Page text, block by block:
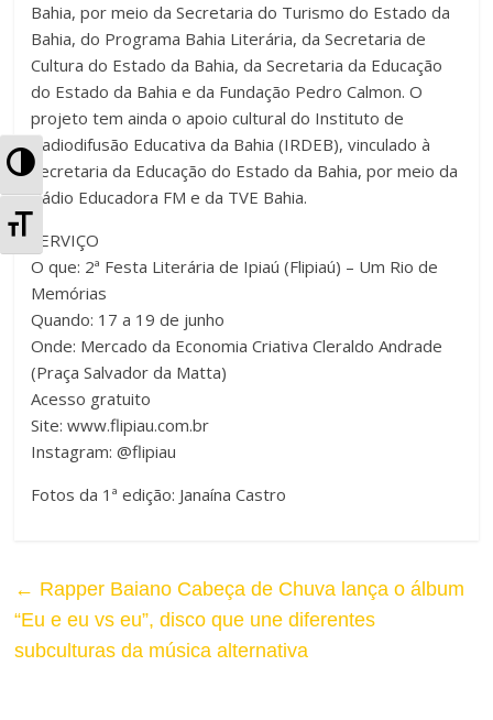
A
t
o
A
a
m
Bahia, por meio da Secretaria do Turismo do Estado da
Bahia, do Programa Bahia Literária, da Secretaria de
Cultura do Estado da Bahia, da Secretaria da Educação
do Estado da Bahia e da Fundação Pedro Calmon. O
projeto tem ainda o apoio cultural do Instituto de
Radiodifusão Educativa da Bahia (IRDEB), vinculado à
Secretaria da Educação do Estado da Bahia, por meio da
Rádio Educadora FM e da TVE Bahia.
SERVIÇO
O que: 2ª Festa Literária de Ipiaú (Flipiaú) – Um Rio de
Memórias
Quando: 17 a 19 de junho
Onde: Mercado da Economia Criativa Cleraldo Andrade
(Praça Salvador da Matta)
Acesso gratuito
Site: www.flipiau.com.br
Instagram: @flipiau
Fotos da 1ª edição: Janaína Castro
← Rapper Baiano Cabeça de Chuva lança o álbum
“Eu e eu vs eu”, disco que une diferentes
subculturas da música alternativa